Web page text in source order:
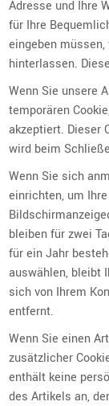
Adresse und Ihre
für Ihre
eingeben
hinterlassen.
Wenn Sie unsere
temporären
akzeptiert. Dieser
wird beim
Wenn Sie sich
einrichten, um
bleiben für zwei
für ein Jahr
auswählen, bleibt
sich von Ihrem
entfernt.
Wenn Sie einen
zusätzlicher
enthält keine
des Artikels an,